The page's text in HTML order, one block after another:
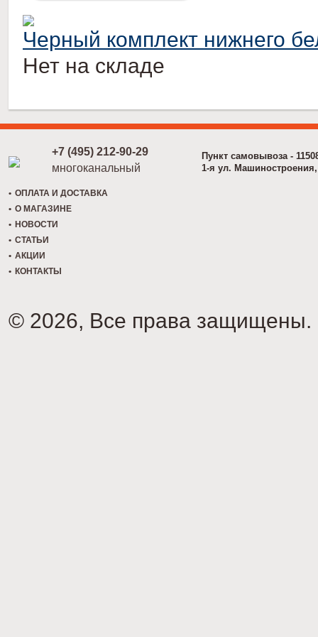
Черный комплект нижнего
Нет на складе
+7 (495) 212-90-29
многоканальный
Пункт самовывоза -
1-я ул.
ОПЛАТА И ДОСТАВКА
О МАГАЗИНЕ
НОВОСТИ
СТАТЬИ
АКЦИИ
КОНТАКТЫ
© 2026, Все права защищены.